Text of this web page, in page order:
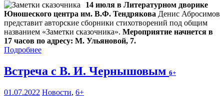
14 июля в Литературном дворике
Юношеского центра им. В.Ф. Тендрякова Денис Абросимов
представит авторские сборники стихотворений под общим
названием «Заметки сказочника». Мероприятие начнется в
17 часов по адресу: М. Ульяновой, 7.
Подробнее
Встреча с В. И. Чернышовым 6+
01.07.2022 Новости, 6+